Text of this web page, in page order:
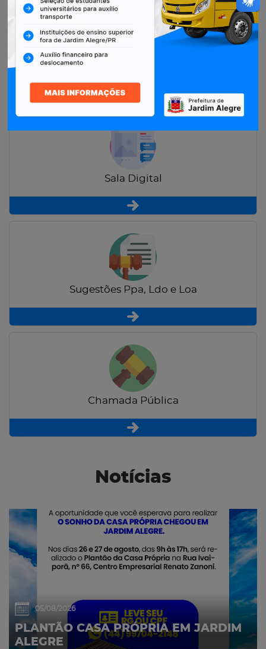
Restituição de Contribuintes
Sala Digital
Sugestões Ppa, Ldo e Loa
Chamada Pública
Notícias
05/08/2026
PLANTÃO CASA PRÓPRIA EM JARDIM
ALEGRE